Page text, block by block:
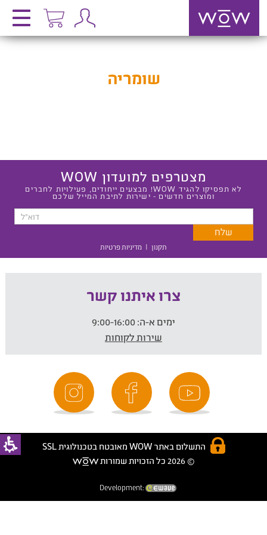
שומריה
מצטרפים למועדון WOW
לא תפסיקו להגיד WOW! מבצעים ייחודים, פעילויות לחברים
ומוצרים חדשים - ישירות לתיבת המייל שלכם
תקנון | מדיניות פרטיות
צרו איתנו קשר
ימים א-ה:
שירות לקוחות
התשלום באתר WOW מאובטח בטכנולוגית SSL
© 2026 כל הזכויות שמורות
Development: